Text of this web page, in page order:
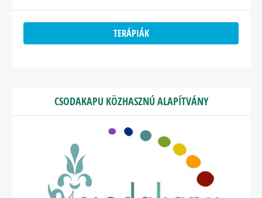
TERÁPIÁK
CSODAKAPU KÖZHASZNÚ ALAPÍTVÁNY